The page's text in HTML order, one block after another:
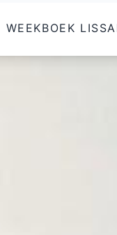
WEEKBOEK